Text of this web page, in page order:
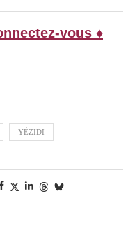
vous ♦
YÉZIDI